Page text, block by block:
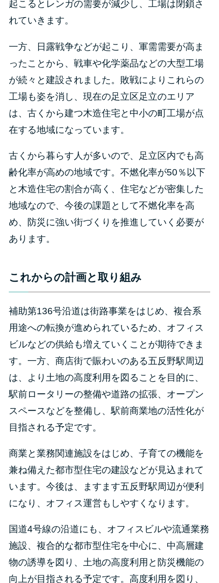
起こるとレンガの需要が減少し、工場は閉鎖さ
れていきます。
一方、日露戦争などが起こり、軍需需要が高ま
ったことから、戦車や化学薬品などの大型工場
が続々と建設されました。敗戦によりこれらの
工場も姿を消し、現在の足立区足立のエリア
は、古くから建つ木造住宅と中小の町工場が点
在する地域になっています。
古くから暮らす人が多いので、足立区内でも高
齢化率が高めの地域です。不燃化率が50％以下
と木造住宅の割合が高く、住宅などが密集した
地域なので、今後の課題として不燃化率を高
め、防災に強い街づくりを推進していく必要が
あります。
これからの計画と取り組み
補助第136号沿道は街路事業をはじめ、複合系
用途への転換が進められているため、オフィス
ビルなどの供給も増えていくことが期待できま
す。一方、商店街で賑わいのある五反野駅周辺
は、より土地の高度利用を図ることを目的に、
駅前ロータリーの整備や道路の拡張、オープン
スペースなどを整備し、駅前商業地の活性化が
目指される予定です。
商業と業務関連施設をはじめ、子育ての機能を
兼ね備えた都市型住宅の建設などが見込まれて
います。今後は、ますます五反野駅周辺が便利
になり、オフィス運営もしやすくなります。
国道4号線の沿道にも、オフィスビルや流通業務
施設、複合的な都市型住宅を中心に、中高層建
物の誘導を図り、土地の高度利用と防災機能の
向上が目指される予定です。高度利用を図り、